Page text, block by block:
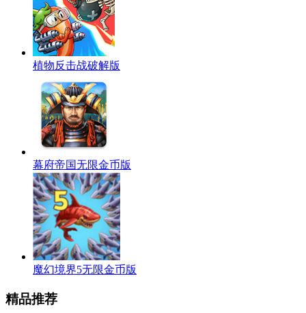
植物反击战破解版
幕府帝国无限金币版
魔幻境界5无限金币版
精品推荐